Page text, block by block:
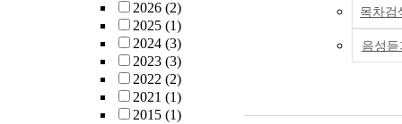
2026 (2)
2025 (1)
2024 (3)
2023 (3)
2022 (2)
2021 (1)
2015 (1)
for promoting
conservation.
prompted quick
목차검
음성듣